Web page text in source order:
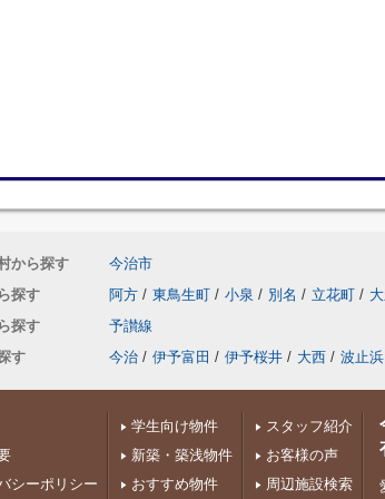
から探す
今治市
探す
阿方 / 東鳥生町 / 小泉 / 別名 / 立花町 /
探す
予讃線
す
今治 / 伊予富田 / 伊予桜井 / 大西 / 波止浜
シーポリシー
学生向け物件
新築・築浅物件
おすすめ物件
スタッフ紹介
お客様の声
周辺施設検索